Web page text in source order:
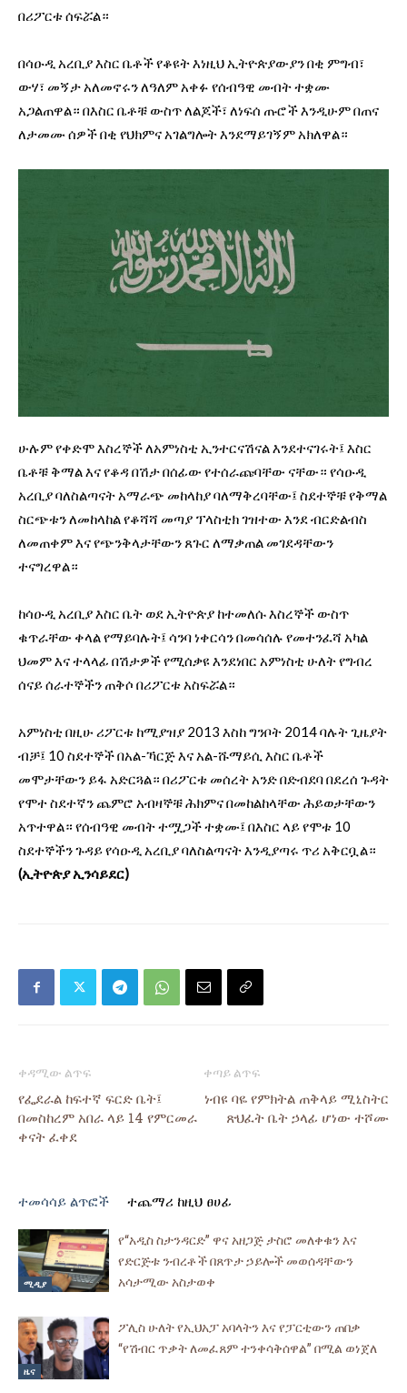
በሪፖርቱ ሰፍሯል።
በሳዑዲ አረቢያ እስር ቤቶች የቆዩት እነዚህ ኢትዮጵያውያን በቂ ምግብ፣
ውሃ፣ መኝታ አለመኖሩን ለዓለም አቀፉ የሰብዓዊ መብት ተቋሙ
አጋልጠዋል። በእስር ቤቶቹ ውስጥ ለልጆች፣ ለነፍሰ ጡሮች እንዲሁም በጠና
ለታመሙ ሰዎች በቂ የህክምና አገልግሎት እንደማይገኝም አክለዋል።
ሁሉም የቀድሞ እስረኞች ለአምነስቲ ኢንተርናሽናል እንደተናገሩት፤ እስር
ቤቶቹ ቅማል እና የቆዳ በሽታ በሰፊው የተሰራጩባቸው ናቸው። የሳዑዲ
አረቢያ ባለስልጣናት አማራጭ መከላከያ ባለማቅረባቸው፤ ስደተኞቹ የቅማል
ስርጭቱን ለመከላከል የቆሻሻ መጣያ ፕላስቲክ ገዝተው እንደ ብርድልብስ
ለመጠቀም እና የጭንቅላታቸውን ጸጉር ለማቃጠል መገደዳቸውን
ተናግረዋል።
ከሳዑዲ አረቢያ እስር ቤት ወደ ኢትዮጵያ ከተመለሱ እስረኞች ውስጥ
ቁጥራቸው ቀላል የማይባሉት፤ ሳንባ ነቀርሳን በመሳሰሉ የመተንፈሻ አካል
ህመም እና ተላላፊ በሽታዎች የሚሰቃዩ እንደነበር አምነስቲ ሁለት የግብረ
ሰናይ ሰራተኞችን ጠቅሶ በሪፖርቱ አስፍሯል።
አምነስቲ በዚሁ ሪፖርቱ ከሚያዝያ 2013 እስከ ግንቦት 2014 ባሉት ጊዜያት
ብቻ፤ 10 ስደተኞች በአል-ኻርጅ እና አል-ሹማይሲ እስር ቤቶች
መሞታቸውን ይፋ አድርጓል። በሪፖርቱ መሰረት አንድ በድብደባ በደረሰ ጉዳት
የሞተ ስደተኛን ጨምሮ አብዛኞቹ ሕክምና በመከልከላቸው ሕይወታቸውን
አጥተዋል። የሰብዓዊ መብት ተሟጋች ተቋሙ፤ በእስር ላይ የሞቱ 10
ስደተኞችን ጉዳይ የሳዑዲ አረቢያ ባለስልጣናት እንዲያጣሩ ጥሪ አቅርቧል።
(ኢትዮጵያ ኢንሳይደር)
ቀዳሚው ልጥፍ
የፌደራል ከፍተኛ ፍርድ ቤት፤
በመስከረም አበራ ላይ 14 የምርመራ
ቀናት ፈቀደ
ቀጣይ ልጥፍ
ነብዩ ባዬ የምክትል ጠቅላይ ሚኒስትር
ጽህፈት ቤት ኃላፊ ሆነው ተሾሙ
ተመሳሳይ ልጥፎች ተጨማሪ ከዚህ ፀሀፊ
ሚዲያ
የ“አዲስ ስታንዳርድ” ዋና አዘጋጅ ታስሮ መለቀቁን እና
የድርጅቱ ንብረቶች በጸጥታ ኃይሎች መወሰዳቸውን
አሳታሚው አስታወቀ
ዜና
ፖሊስ ሁለት የኢህአፓ አባላትን እና የፓርቲውን ጠበቃ
“የሽብር ጥቃት ለመፈጸም ተንቀሳቅሰዋል” በሚል ወነጀለ